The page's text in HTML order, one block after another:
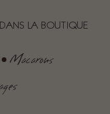
DANS LA BOUTIQUE
Macarons